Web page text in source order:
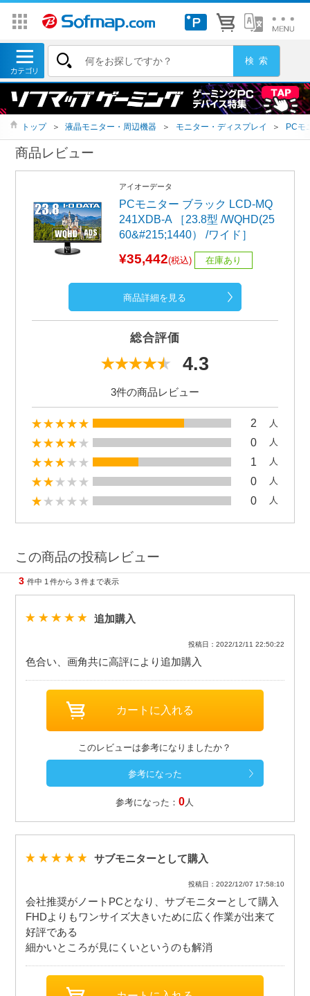
トップ ＞ 液晶モニター・周辺機器 ＞ モニター・ディスプレイ ＞ PCモ
商品レビュー
アイオーデータ
PCモニター ブラック LCD-MQ
241XDB-A ［23.8型 /WQHD(25
60&#215;1440） /ワイド］
¥35,442(税込) 在庫あり
商品詳細を見る
総合評価
4.3
3件の商品レビュー
2 人
0 人
1 人
0 人
0 人
この商品の投稿レビュー
3 件中 1 件から 3 件まで表示
追加購入
投稿日：2022/12/11 22:50:22
色合い、画角共に高評により追加購入
このレビューは参考になりましたか？
参考になった：0人
サブモニターとして購入
投稿日：2022/12/07 17:58:10
会社推奨がノートPCとなり、サブモニターとして購入
FHDよりもワンサイズ大きいために広く作業が出来て
好評である
細かいところが見にくいというのも解消